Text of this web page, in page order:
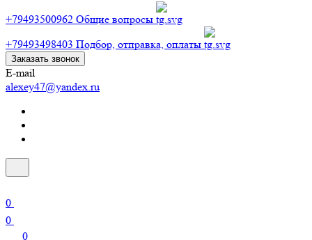
+79493500962 Общие вопросы
+79493498403 Подбор, отправка, оплаты
Заказать звонок
E-mail
alexey47@yandex.ru
0
0
0